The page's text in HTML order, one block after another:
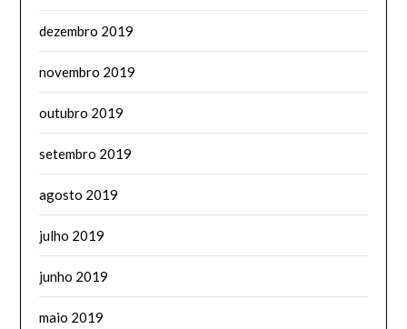
dezembro 2019
novembro 2019
outubro 2019
setembro 2019
agosto 2019
julho 2019
junho 2019
maio 2019